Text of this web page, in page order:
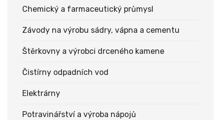
Chemický a farmaceutický průmysl
Závody na výrobu sádry, vápna a cementu
Štěrkovny a výrobci drceného kamene
Čistírny odpadních vod
Elektrárny
Potravinářství a výroba nápojů